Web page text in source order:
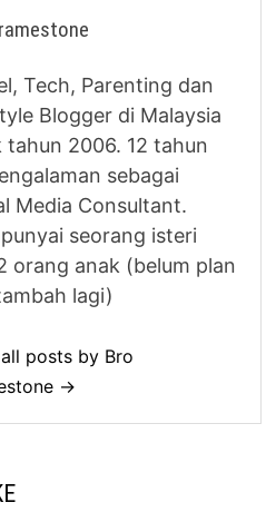
Tech, Parenting dan
Blogger di Malaysia
tahun 2006. 12 tahun
sebagai
Media Consultant.
seorang isteri
orang anak (belum plan
lagi)
posts by Bro
→